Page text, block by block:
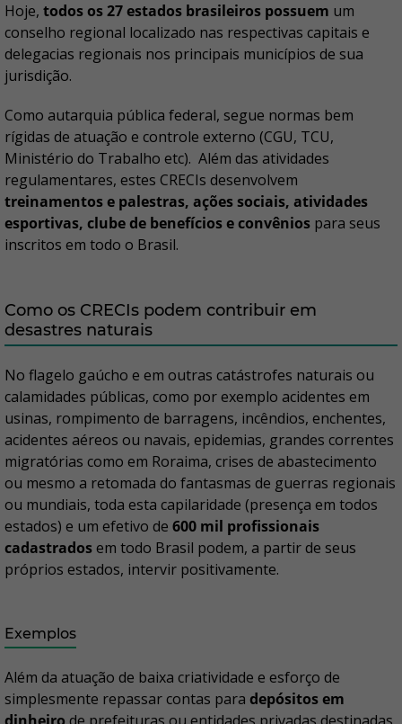
Hoje, todos os 27 estados brasileiros possuem um
conselho regional localizado nas respectivas capitais e
delegacias regionais nos principais municípios de sua
jurisdição.
Como autarquia pública federal, segue normas bem
rígidas de atuação e controle externo (CGU, TCU,
Ministério do Trabalho etc). Além das atividades
regulamentares, estes CRECIs desenvolvem
treinamentos e palestras, ações sociais, atividades
esportivas, clube de benefícios e convênios para seus
inscritos em todo o Brasil.
Como os CRECIs podem contribuir em
desastres naturais
No flagelo gaúcho e em outras catástrofes naturais ou
calamidades públicas, como por exemplo acidentes em
usinas, rompimento de barragens, incêndios, enchentes,
acidentes aéreos ou navais, epidemias, grandes correntes
migratórias como em Roraima, crises de abastecimento
ou mesmo a retomada do fantasmas de guerras regionais
ou mundiais, toda esta capilaridade (presença em todos
estados) e um efetivo de 600 mil profissionais
cadastradosem todo Brasil podem, a partir de seus
próprios estados, intervir positivamente.
Exemplos
Além da atuação de baixa criatividade e esforço de
simplesmente repassar contas para depósitos em